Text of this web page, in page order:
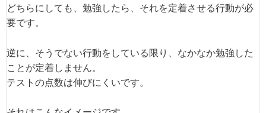
どちらにしても、勉強したら、それを定着させる行動が必
要です。
逆に、そうでない行動をしている限り、なかなか勉強した
ことが定着しません。
テストの点数は伸びにくいです。